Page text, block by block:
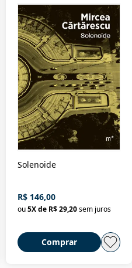
Solenoide
R$ 146,00
ou 5X de R$ 29,20 sem juros
Comprar